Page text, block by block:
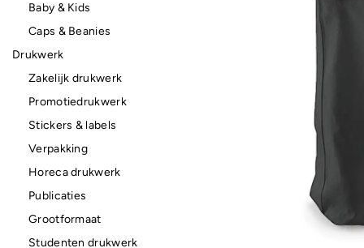
Baby & Kids
Caps & Beanies
Drukwerk
Zakelijk drukwerk
Promotiedrukwerk
Stickers & labels
Verpakking
Horeca drukwerk
Publicaties
Grootformaat
Studenten drukwerk